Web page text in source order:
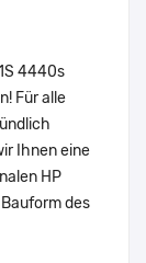
4440s
Für alle
Ihnen eine
HP
des